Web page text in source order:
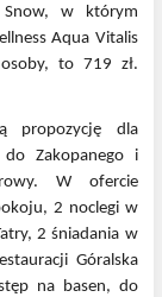
Snow, w którym
Aqua Vitalis
to 719 zł.
propozycję dla
do Zakopanego i
W ofercie
2 noclegi w
2 śniadania w
Góralska
na basen, do